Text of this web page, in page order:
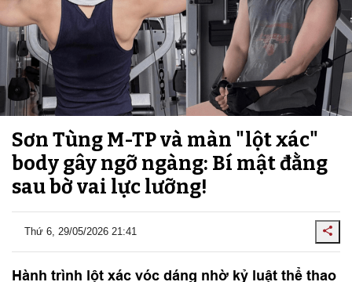
Sơn Tùng M-TP và màn "lột xác"
body gây ngỡ ngàng: Bí mật đằng
sau bờ vai lực lưỡng!
Thứ 6, 29/05/2026 21:41
Hành trình lột xác vóc dáng nhờ kỷ luật thể thao